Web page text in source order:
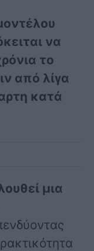
να
το
από λίγα
κατά
μια